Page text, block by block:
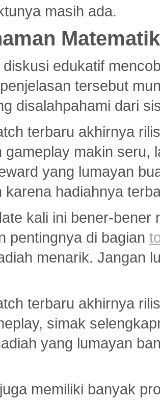
masih ada.
diskusi edukatif
tersebut
disalahpahami dari
terbaru akhirnya
gameplay makin seru,
yang lumayan
karena hadiahnya
kali ini bener-
pentingnya di bagian
menarik. Jangan
terbaru akhirnya
simak
yang lumayan
juga memiliki banyak